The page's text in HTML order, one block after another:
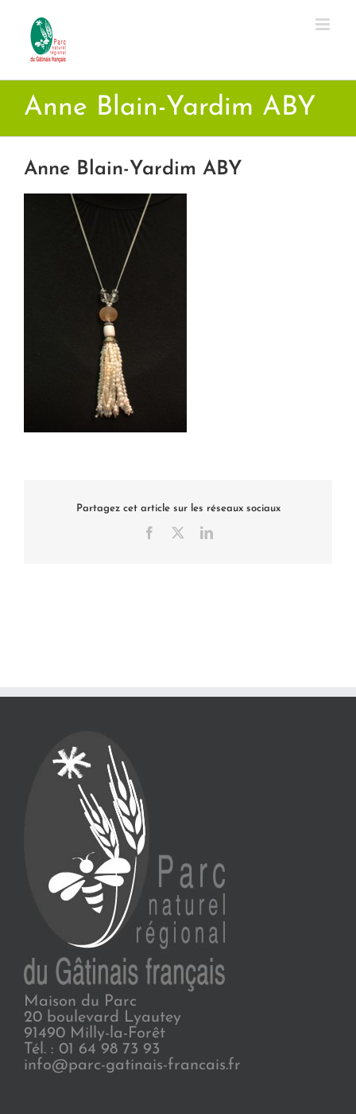
contenu
Anne Blain-Yardim ABY
Anne Blain-Yardim ABY
Partagez cet article sur les réseaux sociaux
Facebook LinkedIn
Maison du Parc
20 boulevard Lyautey
91490 Milly-la-Forêt
Tél. : 01 64 98 73 93
info@parc-gatinais-francais.fr